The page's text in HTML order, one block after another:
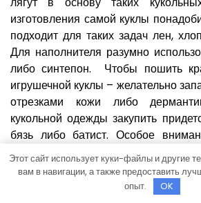
изготовления самой куклы
подходит для таких задач лен,
Для наполнителя разумно
либо синтепон. Чтобы пошить
игрушечной куклы – желательно
отрезками кожи либо
кукольной одежды закупить
бязь либо батист. Особое
фурнитуре, которая будет служить
Самый трудный этап работы – это
Важный момент – красивые
Этот сайт использует куки-файлы и другие
вам в навигации, а также предоставить
опыт.
OK